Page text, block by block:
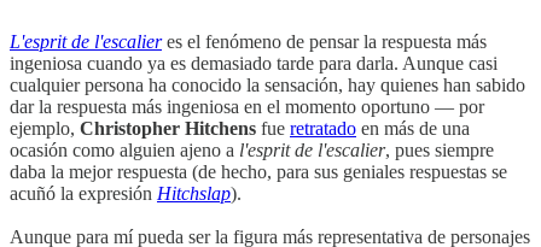
L'esprit de l'escalieres el fenómeno de pensar la respuesta más
ingeniosa cuando ya es demasiado tarde para darla. Aunque casi
cualquier persona ha conocido la sensación, hay quienes han sabido
dar la respuesta más ingeniosa en el momento oportuno — por
ejemplo, Christopher Hitchens fue retratado en más de una
ocasión como alguien ajeno a l'esprit de l'escalier, pues siempre
daba la mejor respuesta (de hecho, para sus geniales respuestas se
acuñó la expresión Hitchslap).
Aunque para mí pueda ser la figura más representativa de personajes